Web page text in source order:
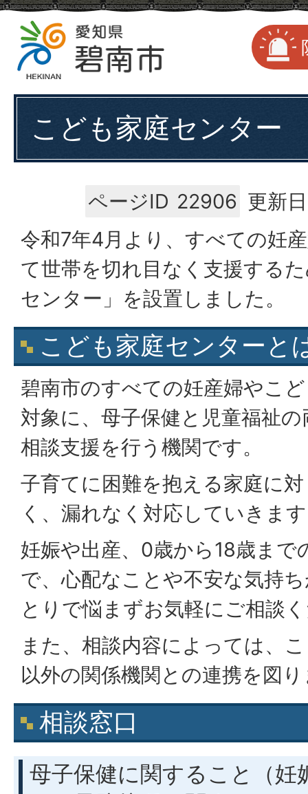
こども家庭センター
ページID 22906 更新
令和7年4月より、すべての妊
て世帯を切れ目なく支援する
センター」を設置しました。
こども家庭センターと
碧南市のすべての妊産婦やこ
対象に、母子保健と児童福祉
相談支援を行う機関です。
子育てに困難を抱える家庭に
く、漏れなく対応していきま
妊娠や出産、0歳から18歳まで
で、心配なことや不安な気持
とりで悩まずお気軽にご相談
また、相談内容によっては、
以外の関係機関との連携を図
相談窓口
母子保健に関すること（妊